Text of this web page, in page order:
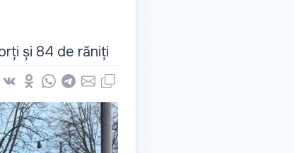
și 84 de răniți
Vkontakte
Odnoklassniki
WhatsApp
Telegram
EmailCopy